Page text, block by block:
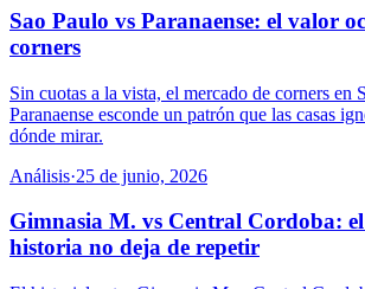
Sao Paulo vs Paranaense: el valor
corners
Sin cuotas a la vista, el mercado de corners en
Paranaense esconde un patrón que las casas
dónde mirar.
Análisis·25 de junio, 2026
Gimnasia M. vs Central Cordoba:
historia no deja de repetir